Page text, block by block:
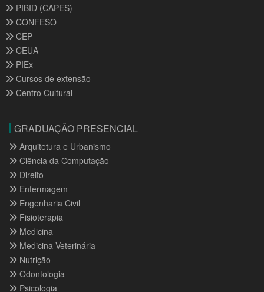
PIBID (CAPES)
CONFESO
CEP
CEUA
PIEx
Cursos de extensão
Centro Cultural
GRADUAÇÃO PRESENCIAL
Arquitetura e Urbanismo
Ciência da Computação
Direito
Enfermagem
Engenharia Civil
Fisioterapia
Medicina
Medicina Veterinária
Nutrição
Odontologia
Psicologia